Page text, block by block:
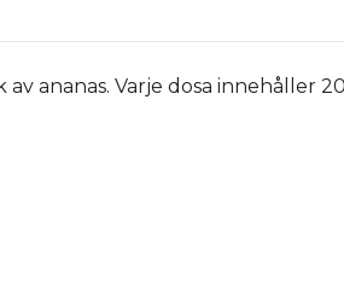
ananas. Varje dosa innehåller